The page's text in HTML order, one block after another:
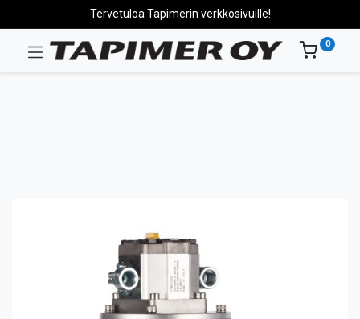
Tervetuloa Tapimerin verkkosivuille!
0